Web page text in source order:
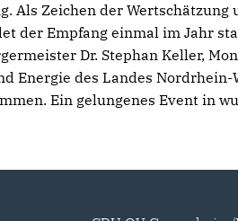
Als Zeichen der Wertschätzung
der Empfang einmal im Jahr
Dr. Stephan Keller,
Energie des Landes Nordrhein-
Ein gelungenes Event in